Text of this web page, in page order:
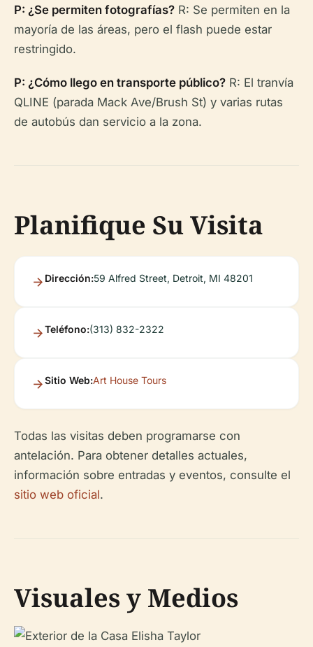
P: ¿Se permiten fotografías? R: Se permiten en la
mayoría de las áreas, pero el flash puede estar
restringido.
P: ¿Cómo llego en transporte público? R: El tranvía
QLINE (parada Mack Ave/Brush St) y varias rutas
de autobús dan servicio a la zona.
Planifique Su Visita
Dirección:59 Alfred Street, Detroit, MI 48201
Teléfono:(313) 832-2322
Sitio Web:Art House Tours
Todas las visitas deben programarse con
antelación. Para obtener detalles actuales,
información sobre entradas y eventos, consulte el
sitio web oficial.
Visuales y Medios